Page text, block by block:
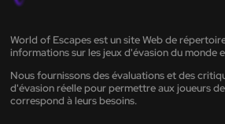
World of Escapes est un site Web de
informations sur les jeux d'évasion du monde
Nous fournissons des évaluations et des
d'évasion réelle pour permettre aux joueurs
correspond à leurs besoins.